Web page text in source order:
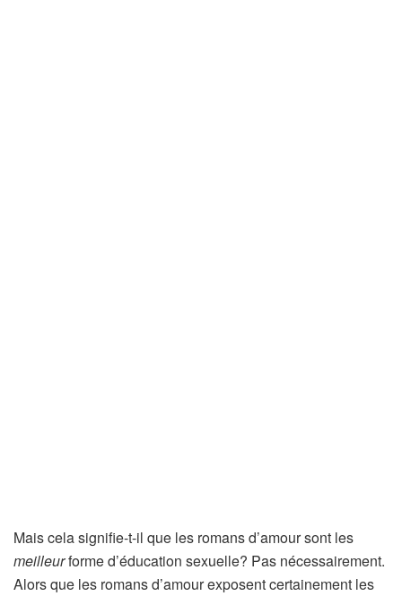
Mais cela signifie-t-il que les romans d’amour sont les
meilleurforme d’éducation sexuelle? Pas nécessairement.
Alors que les romans d’amour exposent certainement les